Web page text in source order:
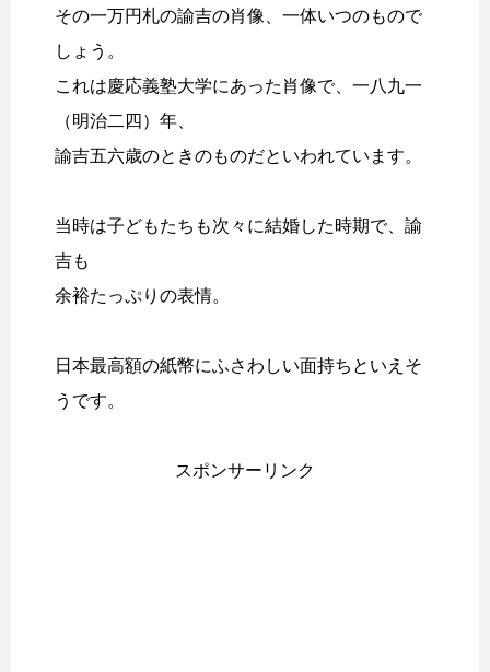
その一万円札の諭吉の肖像、一体いつのもので
しょう。
これは慶応義塾大学にあった肖像で、一八九一
（明治二四）年、
諭吉五六歳のときのものだといわれています。
当時は子どもたちも次々に結婚した時期で、諭
吉も
余裕たっぷりの表情。
日本最高額の紙幣にふさわしい面持ちといえそ
うです。
スポンサーリンク